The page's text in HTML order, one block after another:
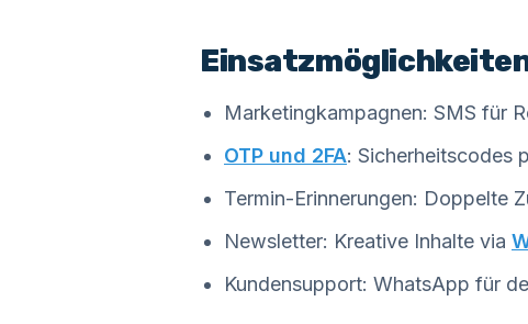
Marketingkampagnen: SMS für
OTP und 2FA: Sicherheitscodes
Termin-Erinnerungen: Doppelte
Newsletter: Kreative Inhalte via
Kundensupport: WhatsApp für